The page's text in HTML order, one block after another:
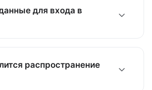
Критичные случаи в приоритете.
знаний для быстрых ответов.
для входа в
См. нашу
распространение